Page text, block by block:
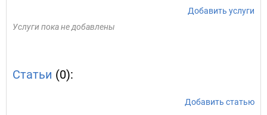
Добавить услуги
Услуги пока не добавлены
Статьи (0):
Добавить статью